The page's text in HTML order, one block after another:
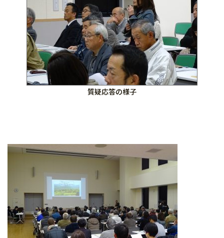
質疑応答の様子